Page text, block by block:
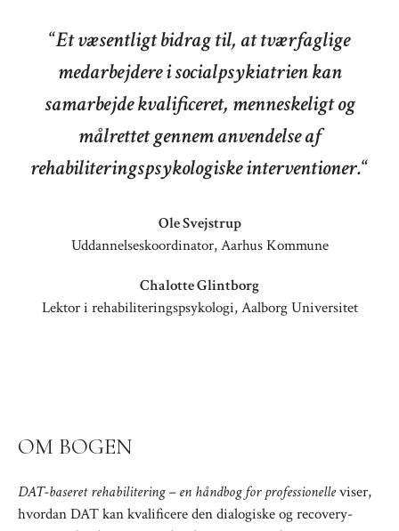
“Et væsentligt bidrag til, at tværfaglige
medarbejdere i socialpsykiatrien kan
samarbejde kvalificeret, menneskeligt og
målrettet gennem anvendelse af
rehabiliteringspsykologiske interventioner.“
Ole Svejstrup
Uddannelseskoordinator, Aarhus Kommune
Chalotte Glintborg
Lektor i rehabiliteringspsykologi, Aalborg Universitet
OM BOGEN
DAT-baseret rehabilitering–en håndbog for professionelleviser,
hvordan DAT kan kvalificere den dialogiske og recovery-